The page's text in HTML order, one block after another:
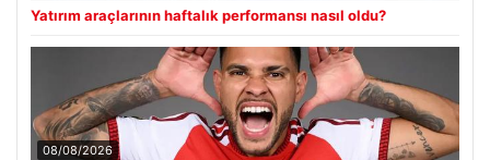
Yatırım araçlarının haftalık performansı nasıl oldu?
08/08/2026